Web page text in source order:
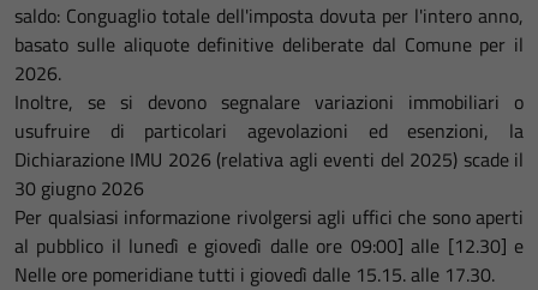
saldo: Conguaglio totale dell'imposta dovuta per l'intero anno,
basato sulle aliquote definitive deliberate dal Comune per il
2026.
Inoltre, se si devono segnalare variazioni immobiliari o
usufruire di particolari agevolazioni ed esenzioni, la
Dichiarazione IMU 2026 (relativa agli eventi del 2025) scade il
30 giugno 2026
Per qualsiasi informazione rivolgersi agli uffici che sono aperti
al pubblico il lunedì e giovedì dalle ore 09:00] alle [12.30] e
Nelle ore pomeridiane tutti i giovedì dalle 15.15. alle 17.30.